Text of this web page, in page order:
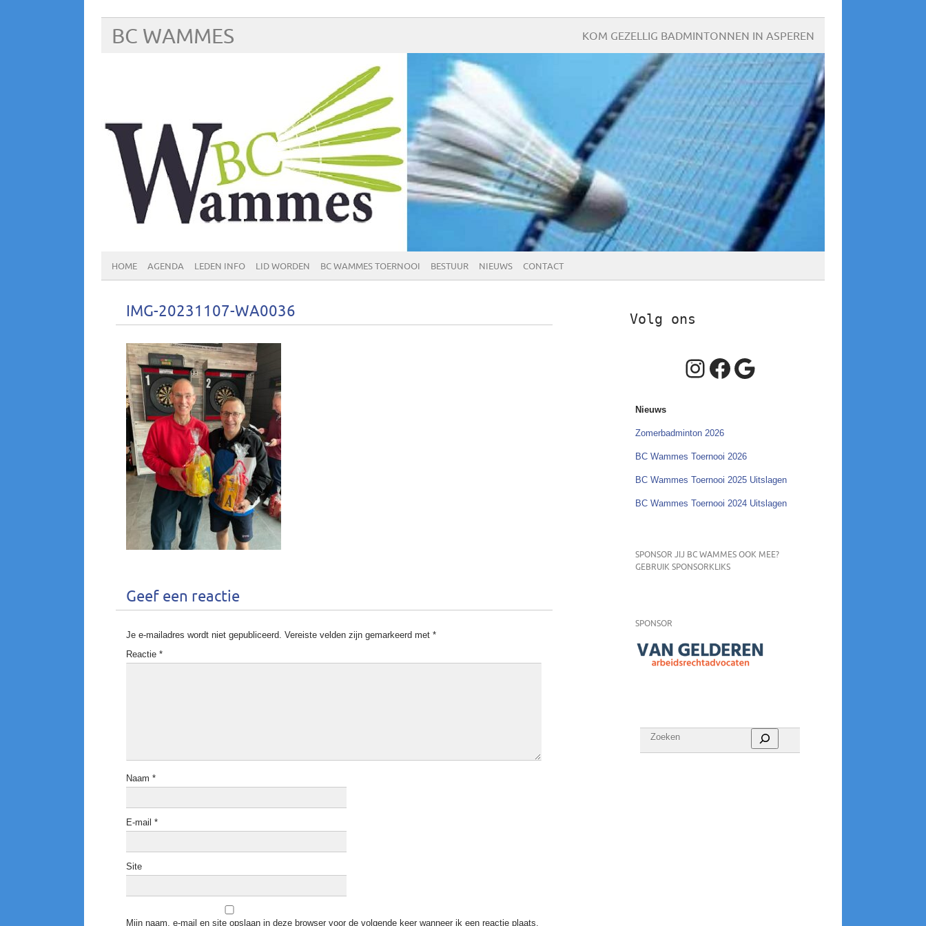
BC WAMMES KOM GEZELLIG BADMINTONNEN IN ASPEREN
HOME AGENDA LEDEN INFO LID WORDEN BC WAMMES TOERNOOI BESTUUR NIEUWS CONTACT
IMG-20231107-WA0036
Geef een reactie
Je e-mailadres wordt niet gepubliceerd. Vereiste velden zijn gemarkeerd met *
Reactie *
Naam *
E-mail *
Site
Mijn naam, e-mail en site opslaan in deze browser voor de volgende keer wanneer ik een reactie plaats.
Volg ons
Instagram
Facebook
Google
Nieuws
Zomerbadminton 2026
BC Wammes Toernooi 2026
BC Wammes Toernooi 2025 Uitslagen
BC Wammes Toernooi 2024 Uitslagen
SPONSOR JIJ BC WAMMES OOK MEE?
GEBRUIK SPONSORKLIKS
SPONSOR
Zoeken